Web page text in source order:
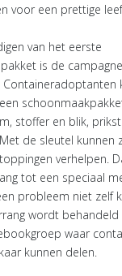
voor een prettige
van het eerste
is de
stoffer en blik,
de sleutel kunnen
verhelpen.
tot een speciaal
probleem niet zelf
wordt behandeld
waar
kunnen delen.